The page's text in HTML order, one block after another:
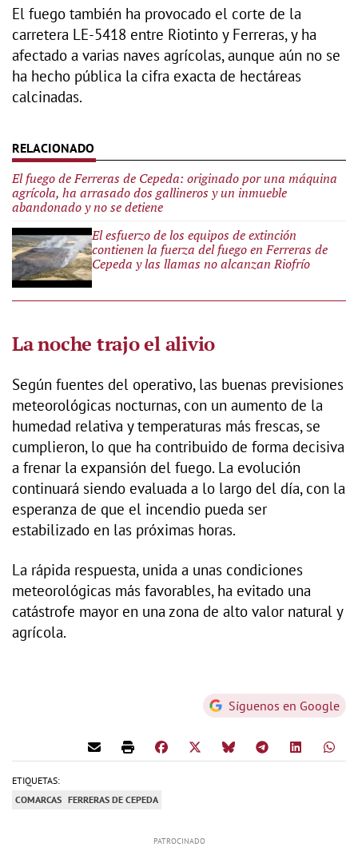
El fuego también ha provocado el corte de la
carretera LE-5418 entre Riotinto y Ferreras, y ha
afectado a varias naves agrícolas, aunque aún no se
ha hecho pública la cifra exacta de hectáreas
calcinadas.
El fuego de Ferreras de Cepeda: originado por una máquina
agrícola, ha arrasado dos gallineros y un inmueble
abandonado y no se detiene
El esfuerzo de los equipos de extinción
contienen la fuerza del fuego en Ferreras de
Cepeda y las llamas no alcanzan Riofrío
La noche trajo el alivio
Según fuentes del operativo, las buenas previsiones
meteorológicas nocturnas, con un aumento de la
humedad relativa y temperaturas más frescas, se
cumplieron, lo que ha contribuido de forma decisiva
a frenar la expansión del fuego. La evolución
continuará siendo evaluada a lo largo del día, con la
esperanza de que el incendio pueda ser
estabilizado en las próximas horas.
La rápida respuesta, unida a unas condiciones
meteorológicas más favorables, ha evitado una
catástrofe mayor en una zona de alto valor natural y
agrícola.
Síguenos en Google
ETIQUETAS:
COMARCAS FERRERAS DE CEPEDA